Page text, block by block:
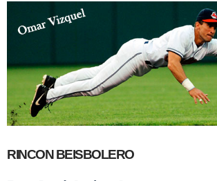
RINCON BEISBOLERO